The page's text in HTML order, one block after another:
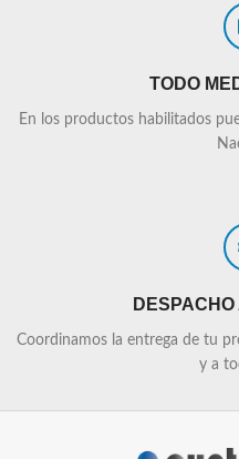
TODO
En los productos habilitados
Coordinamos la entrega de tu
y a